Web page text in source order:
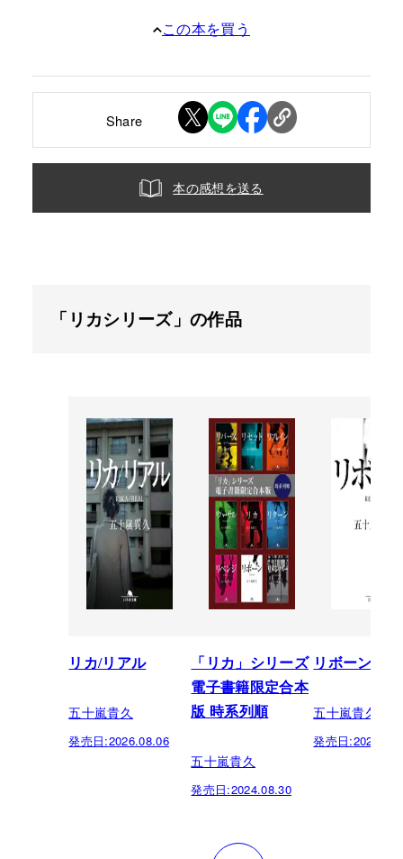
この本を買う
Share
本の感想を送る
「リカシリーズ」の作品
リカ/リアル
五十嵐貴久
発売日:2026.08.06
「リカ」シリーズ
電子書籍限定合本
版 時系列順
五十嵐貴久
発売日:2024.08.30
リボーン
五十嵐貴久
発売日: